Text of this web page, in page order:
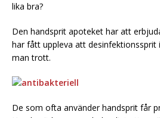
lika bra?
Den handsprit apoteket har att
har fått uppleva att
man trott.
De som ofta använder handsprit får